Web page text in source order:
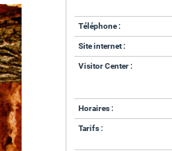
Téléphone :
Site internet :
Visitor Center :
Horaires :
Tarifs :